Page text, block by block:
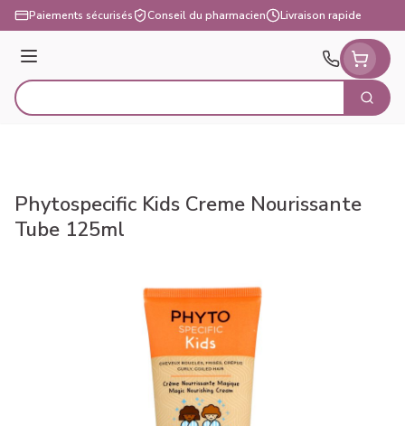
Aller au contenu
Paiements sécurisés Conseil du pharmacien Livraison rapide
Menu
Rechercher
Phytospecific Kids Creme Nourissante
Tube 125ml